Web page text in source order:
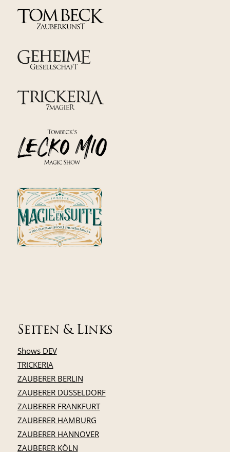
Seiten & Links
Shows DEV
TRICKERIA
ZAUBERER BERLIN
ZAUBERER DÜSSELDORF
ZAUBERER FRANKFURT
ZAUBERER HAMBURG
ZAUBERER HANNOVER
ZAUBERER KÖLN